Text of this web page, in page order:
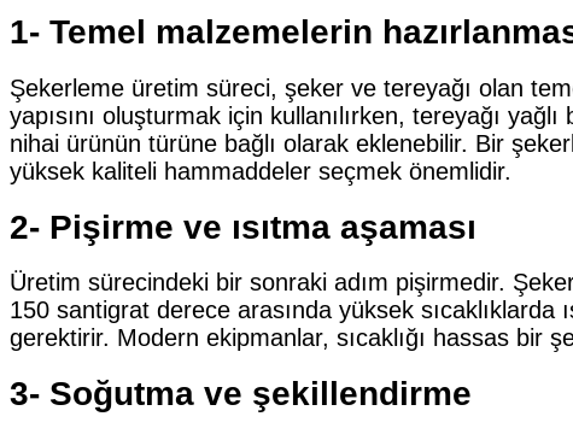
1- Temel malzemelerin
Şekerleme üretim süreci, şeker ve tereyağı olan
yapısını oluşturmak için kullanılırken, tereyağı
nihai ürünün türüne bağlı olarak eklenebilir. Bir
yüksek kaliteli hammaddeler seçmek önemlidir.
2- Pişirme ve ısıtma aşaması
Üretim sürecindeki bir sonraki adım pişirmedir.
150 santigrat derece arasında yüksek
gerektirir. Modern ekipmanlar, sıcaklığı hassas bir
3- Soğutma ve şekillendirme